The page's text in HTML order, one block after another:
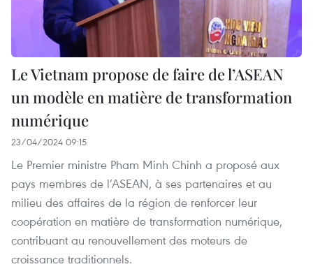
Le Vietnam propose de faire de l’ASEAN
un modèle en matière de transformation
numérique
23/04/2024 09:15
Le Premier ministre Pham Minh Chinh a proposé aux
pays membres de l’ASEAN, à ses partenaires et au
milieu des affaires de la région de renforcer leur
coopération en matière de transformation numérique,
contribuant au renouvellement des moteurs de
croissance traditionnels.